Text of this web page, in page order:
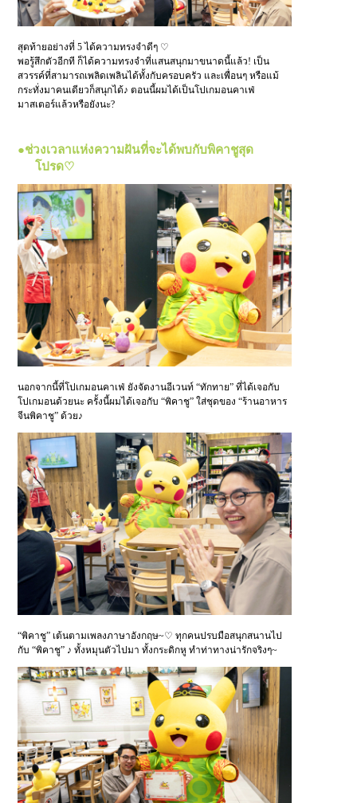
สุดท้ายอย่างที่ 5 ได้ความทรงจำดีๆ ♡
พอรู้สึกตัวอีกที ก็ได้ความทรงจำที่แสนสนุกมาขนาดนี้แล้ว! เป็น
สวรรค์ที่สามารถเพลิดเพลินได้ทั้งกับครอบครัว และเพื่อนๆ หรือแม้
กระทั่งมาคนเดียวก็สนุกได้♪ ตอนนี้ผมได้เป็นโปเกมอนคาเฟ่
มาสเตอร์แล้วหรือยังนะ?
●ช่วงเวลาแห่งความฝันที่จะได้พบกับพิคาชูสุด
โปรด♡
นอกจากนี้ที่โปเกมอนคาเฟ่ ยังจัดงานอีเวนท์ “ทักทาย” ที่ได้เจอกับ
โปเกมอนด้วยนะ ครั้งนี้ผมได้เจอกับ “พิคาชู” ใส่ชุดของ “ร้านอาหาร
จีนพิคาชู” ด้วย♪
“พิคาชู” เต้นตามเพลงภาษาอังกฤษ~♡ ทุกคนปรบมือสนุกสนานไป
กับ “พิคาชู” ♪ ทั้งหมุนตัวไปมา ทั้งกระดิกหู ทำท่าทางน่ารักจริงๆ~